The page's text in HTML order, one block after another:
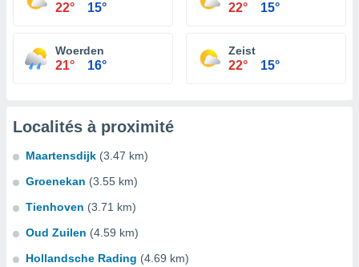
22° 15° 22° 15°
Woerden
21° 16°
Zeist
22° 15°
Localités à proximité
Maartensdijk (3.47 km)
Groenekan (3.55 km)
Tienhoven (3.71 km)
Oud Zuilen (4.59 km)
Hollandsche Rading (4.69 km)